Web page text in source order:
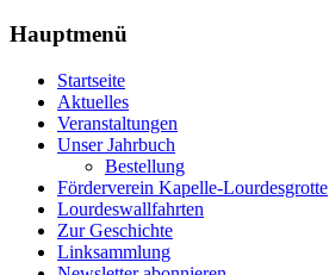
Hauptmenü
Startseite
Aktuelles
Veranstaltungen
Unser Jahrbuch
Bestellung
Förderverein Kapelle-Lourdesgrotte
Lourdeswallfahrten
Zur Geschichte
Linksammlung